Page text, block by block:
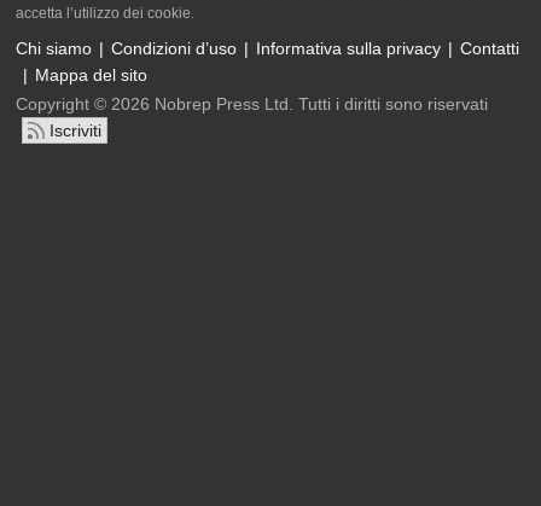
accetta l’utilizzo dei cookie.
Chi siamo Condizioni d’uso Informativa sulla privacy
Contatti
Mappa del sito
Copyright © 2026 Nobrep Press Ltd. Tutti i diritti sono riservati
Iscriviti